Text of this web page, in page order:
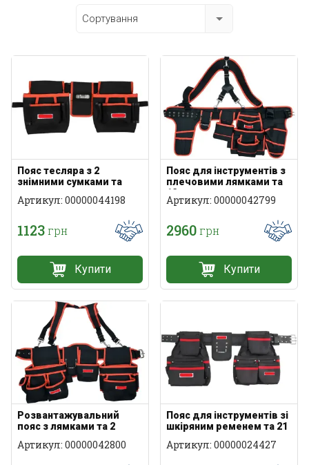
Сортування
Пояс тесляра з 2
знімними сумками та
Артикул: 00000044198
1123грн
Купити
Пояс для інструментів з
плечовими лямками та
12 кишенями
Артикул: 00000042799
2960грн
Купити
Розвантажувальний
пояс з лямками та 2
інструментів
Артикул: 00000042800
Пояс для інструментів зі
шкіряним ременем та 21
Артикул: 00000024427